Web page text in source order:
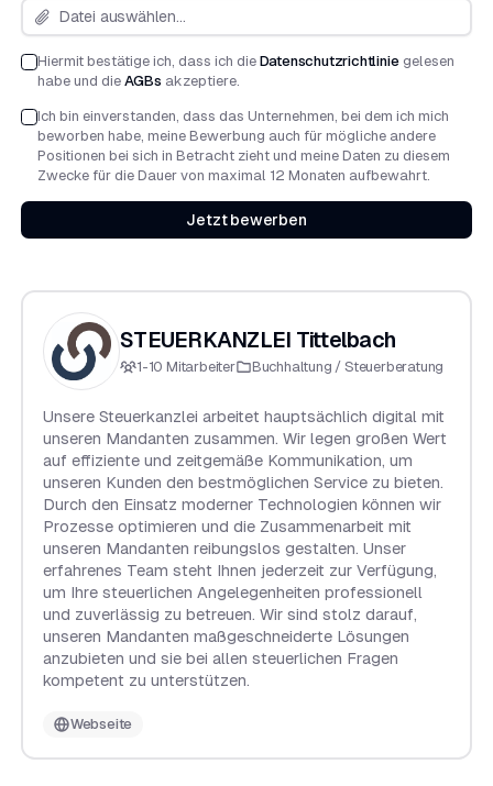
Datei auswählen...
Hiermit bestätige ich, dass ich die Datenschutzrichtliniegelesen
habe und die AGBs akzeptiere.
Ich bin einverstanden, dass das Unternehmen, bei dem ich mich
beworben habe, meine Bewerbung auch für mögliche andere
Positionen bei sich in Betracht zieht und meine Daten zu diesem
Zwecke für die Dauer von maximal 12 Monaten aufbewahrt.
Jetzt bewerben
STEUERKANZLEI Tittelbach
1-10 Mitarbeiter Buchhaltung / Steuerberatung
Unsere Steuerkanzlei arbeitet hauptsächlich digital mit
unseren Mandanten zusammen. Wir legen großen Wert
auf effiziente und zeitgemäße Kommunikation, um
unseren Kunden den bestmöglichen Service zu bieten.
Durch den Einsatz moderner Technologien können wir
Prozesse optimieren und die Zusammenarbeit mit
unseren Mandanten reibungslos gestalten. Unser
erfahrenes Team steht Ihnen jederzeit zur Verfügung,
um Ihre steuerlichen Angelegenheiten professionell
und zuverlässig zu betreuen. Wir sind stolz darauf,
unseren Mandanten maßgeschneiderte Lösungen
anzubieten und sie bei allen steuerlichen Fragen
kompetent zu unterstützen.
Webseite